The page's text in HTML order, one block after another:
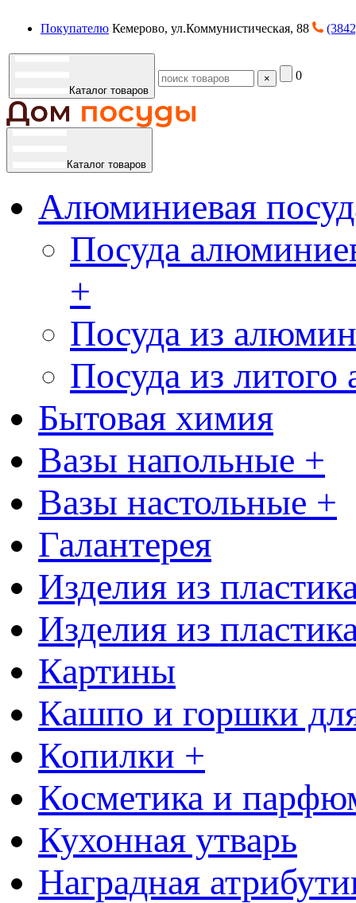
Покупателю Кемерово, ул.Коммунистическая, 88
Каталог товаров
× 0
Каталог товаров
Алюминиевая
Посуда
+
Посуда из
Посуда из
Бытовая химия
Вазы напольные +
Вазы настольные +
Галантерея
Изделия из
Изделия из
Картины
Кашпо и горшки
Копилки +
Косметика и
Кухонная утварь
Наградная